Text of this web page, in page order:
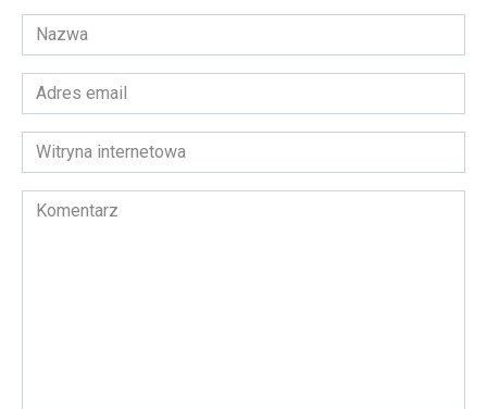
Nazwa
*
Adres
email
*Witryna
internetowa
Komentarz